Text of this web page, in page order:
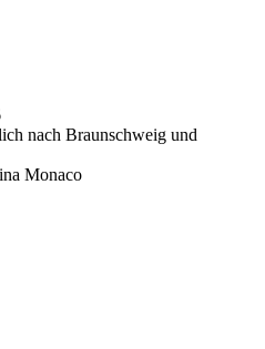
nach Braunschweig und